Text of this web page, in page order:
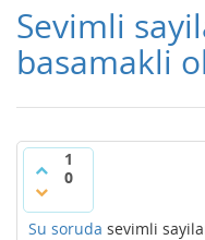
Sevimli
basamakli
1
0
Su soruda sevimli